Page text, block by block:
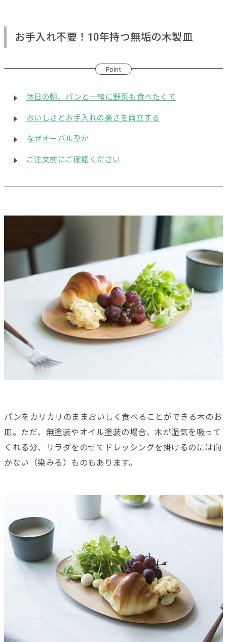
お手入れ不要！10年持つ無垢の木製皿
Point
休日の朝、パンと一緒に野菜も食べたくて
おいしさとお手入れの楽さを両立する
なぜオーバル型か
ご注文前にご確認ください
パンをカリカリのままおいしく食べることができる木のお
皿。ただ、無塗装やオイル塗装の場合、木が湿気を吸って
くれる分、サラダをのせてドレッシングを掛けるのには向
かない（染みる）ものもあります。